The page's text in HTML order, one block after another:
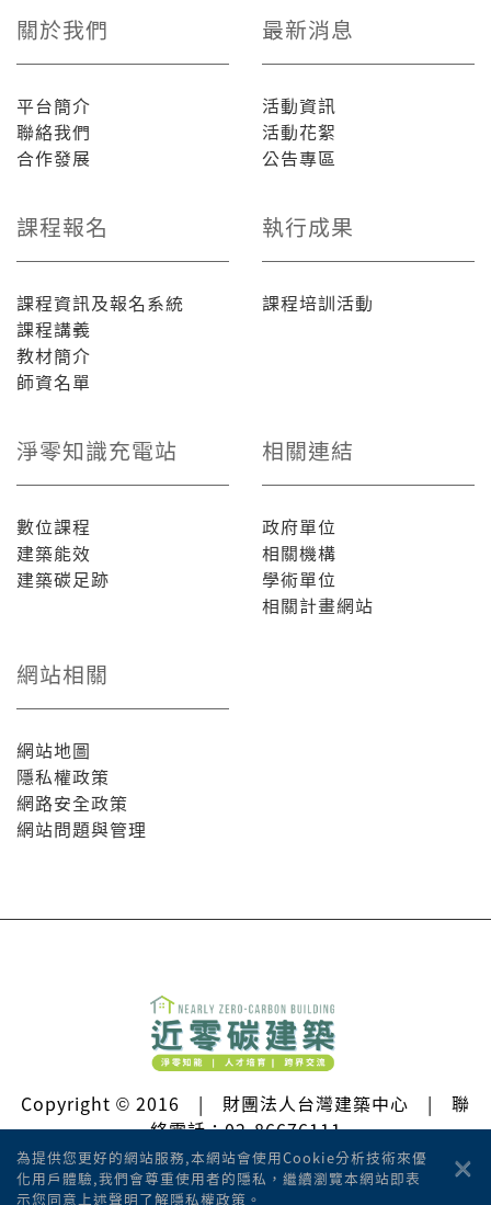
關於我們
平台簡介
聯絡我們
合作發展
最新消息
活動資訊
活動花絮
公告專區
課程報名
課程資訊及報名系統
課程講義
教材簡介
師資名單
執行成果
課程培訓活動
淨零知識充電站
數位課程
建築能效
建築碳足跡
相關連結
政府單位
相關機構
學術單位
相關計畫網站
網站相關
網站地圖
隱私權政策
網路安全政策
網站問題與管理
Copyright © 2016 | 財團法人台灣建築中心 | 聯
絡電話：02-86676111
© All Rights Reserved.
×
為提供您更好的網站服務,本網站會使用Cookie分析技術來優
化用戶體驗,我們會尊重使用者的隱私，繼續瀏覽本網站即表
示您同意上述聲明了解隱私權政策。